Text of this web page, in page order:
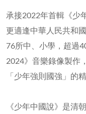
承接2022年首輯《少
更適逢中華人民共和
76所中、小學，超過
2024》音樂錄像製作
「少年強則國強」的
《少年中國說》是清